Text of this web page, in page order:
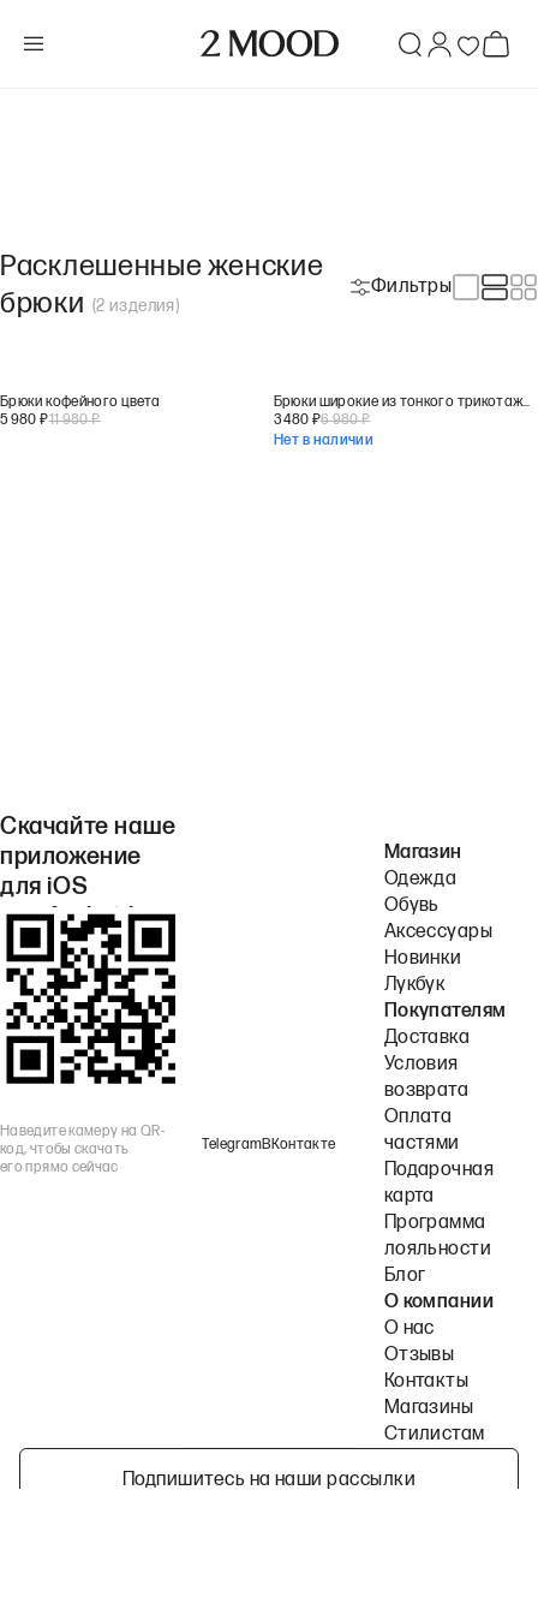
Расклешенные женские
брюки (2 изделия)
Фильтры
Брюки кофейного цвета
5 980 ₽11 980₽
Брюки широкие из тонкого трикотажа серого цвета
3 480 ₽6 980₽
Нет в наличии
Скачайте наше
приложение
для iOS
или Android.
Наведите камеру на QR-
код, чтобы скачать
его прямо сейчас
TelegramВКонтакте
Магазин
Одежда
Обувь
Аксессуары
Новинки
Лукбук
Покупателям
Доставка
Условия
возврата
Оплата
частями
Подарочная
карта
Программа
лояльности
Блог
О компании
О нас
Отзывы
Контакты
Магазины
Стилистам
Подпишитесь на наши рассылки